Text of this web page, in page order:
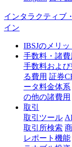
インタラクティブ
イン
IBSJのメリッ
手数料・諸費
手数料および
る費用 証券
ータ料金体系
の他の諸費用
取引
取引ツール
取引所検索
レポート機能